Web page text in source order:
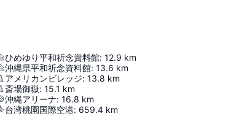
ひめゆり平和祈念資料館: 12.9 km
沖縄県平和祈念資料館: 13.6 km
アメリカンビレッジ: 13.8 km
斎場御嶽: 15.1 km
沖縄アリーナ: 16.8 km
台湾桃園国際空港: 659.4 km